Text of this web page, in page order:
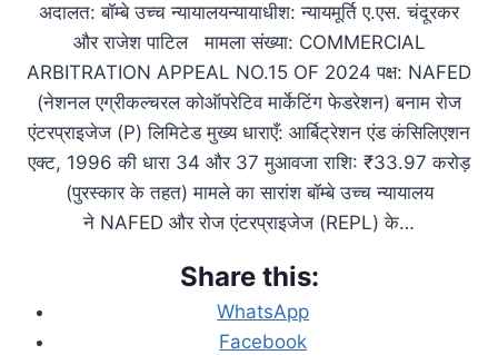
अदालत: बॉम्बे उच्च न्यायालयन्यायाधीश: न्यायमूर्ति ए.एस. चंदूरकर
और राजेश पाटिल मामला संख्या: COMMERCIAL
ARBITRATION APPEAL NO.15 OF 2024 पक्ष: NAFED
(नेशनल एग्रीकल्चरल कोऑपरेटिव मार्केटिंग फेडरेशन) बनाम रोज
एंटरप्राइजेज (P) लिमिटेड मुख्य धाराएँ: आर्बिट्रेशन एंड कंसिलिएशन
एक्ट, 1996 की धारा 34 और 37 मुआवजा राशि: ₹33.97 करोड़
(पुरस्कार के तहत) मामले का सारांश बॉम्बे उच्च न्यायालय
ने NAFED और रोज एंटरप्राइजेज (REPL) के…
Share this:
WhatsApp
Facebook